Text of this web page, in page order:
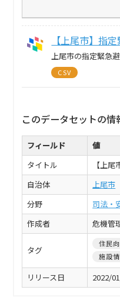
【上尾市】指
上尾市の指定緊急
CSV
このデータセットの情
フィールド
値
タイトル
【上
自治体
上尾市
分野
司法・
作成者
危機管
タグ
住民
施設
リリース日 2022/